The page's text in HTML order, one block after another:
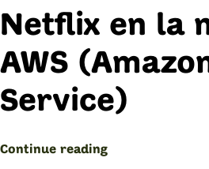
Netflix en la
AWS
Service)
Continue reading“Netflix